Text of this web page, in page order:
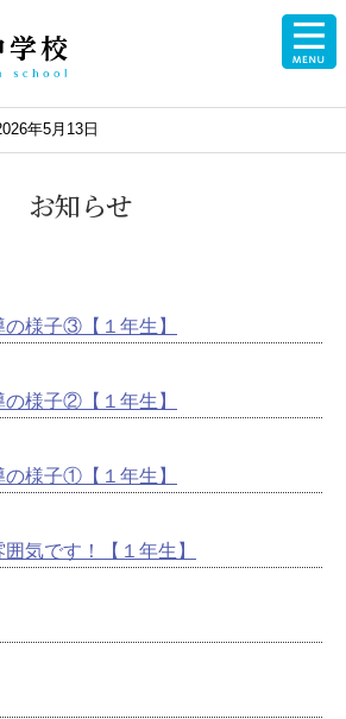
年5月13日
お知らせ
様子③【１年生】
様子②【１年生】
様子①【１年生】
気です！【１年生】